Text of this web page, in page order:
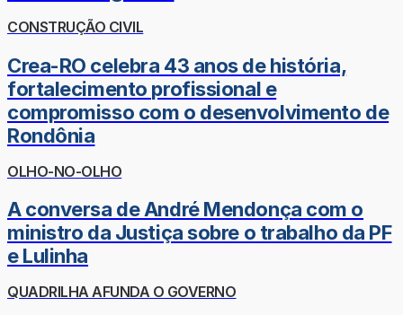
CONSTRUÇÃO CIVIL
Crea-RO celebra 43 anos de história,
fortalecimento profissional e
compromisso com o desenvolvimento de
Rondônia
OLHO-NO-OLHO
A conversa de André Mendonça com o
ministro da Justiça sobre o trabalho da PF
e Lulinha
QUADRILHA AFUNDA O GOVERNO